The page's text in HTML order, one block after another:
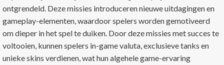
ontgrendeld. Deze missies introduceren nieuwe uitdagingen en
gameplay-elementen, waardoor spelers worden gemotiveerd
om dieper in het spel te duiken. Door deze missies met succes te
voltooien, kunnen spelers in-game valuta, exclusieve tanks en
unieke skins verdienen, wat hun algehele game-ervaring